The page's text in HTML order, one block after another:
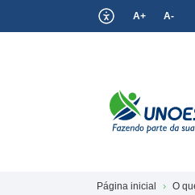
A+ A-
Página inicial O